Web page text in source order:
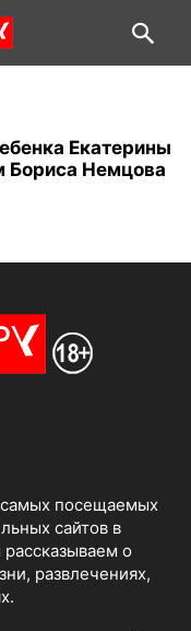
Екатерины
Бориса Немцова
посещаемых
сайтов в
о
развлечениях,